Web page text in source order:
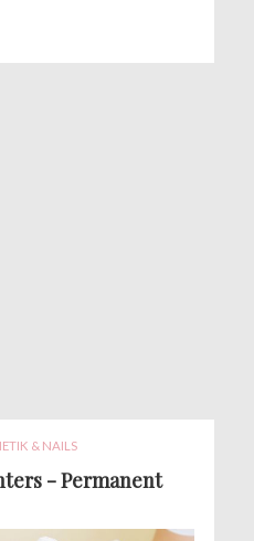
& NAILS
- Permanent